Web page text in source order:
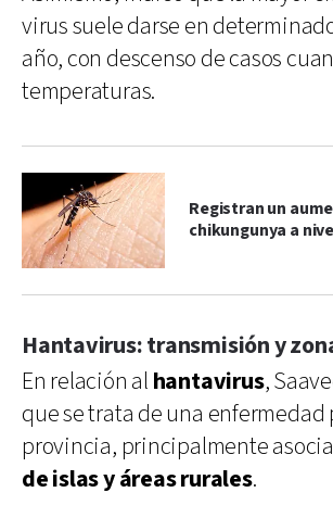
virus suele darse en
año, con descenso de casos
temperaturas.
Registran un
chikungunya a
Hantavirus: transmisión y
En relación al hantavirus,
que se trata de una enfermedad
provincia, principalmente
de islas y áreas rurales.